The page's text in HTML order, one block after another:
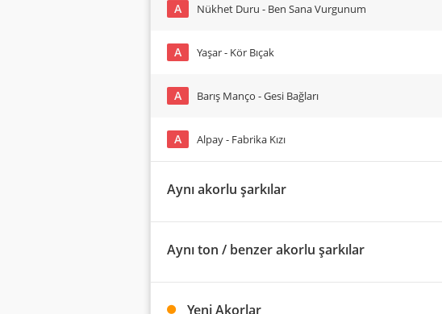
A Nükhet Duru - Ben Sana Vurgunum
A Yaşar - Kör Bıçak
A Barış Manço - Gesi Bağları
A Alpay - Fabrika Kızı
Aynı akorlu şarkılar
Aynı ton / benzer akorlu şarkılar
Yeni Akorlar